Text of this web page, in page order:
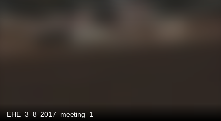
EHE_3_8_2017_meeting_1